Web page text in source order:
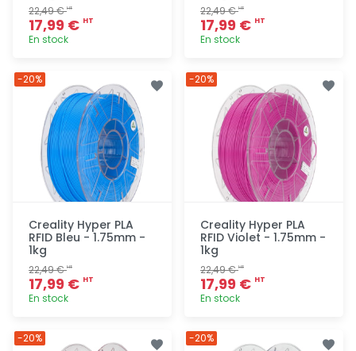
22,49 €HT
17,99 € HT
En stock
rapide
22,49 €HT
17,99 € HT
En stock
rapide
Creality Hyper PLA
RFID Bleu - 1.75mm -
1kg
22,49 €HT
17,99 € HT
En stock
-20%
Creality Hyper PLA
RFID Violet - 1.75mm -
1kg
22,49 €HT
17,99 € HT
En stock
-20%
-20% -20%